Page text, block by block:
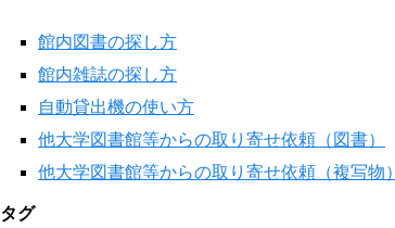
館内図書の探し方
館内雑誌の探し方
自動貸出機の使い方
他大学図書館等からの取り寄せ依頼（図書）
他大学図書館等からの取り寄せ依頼（複写物）
タグ